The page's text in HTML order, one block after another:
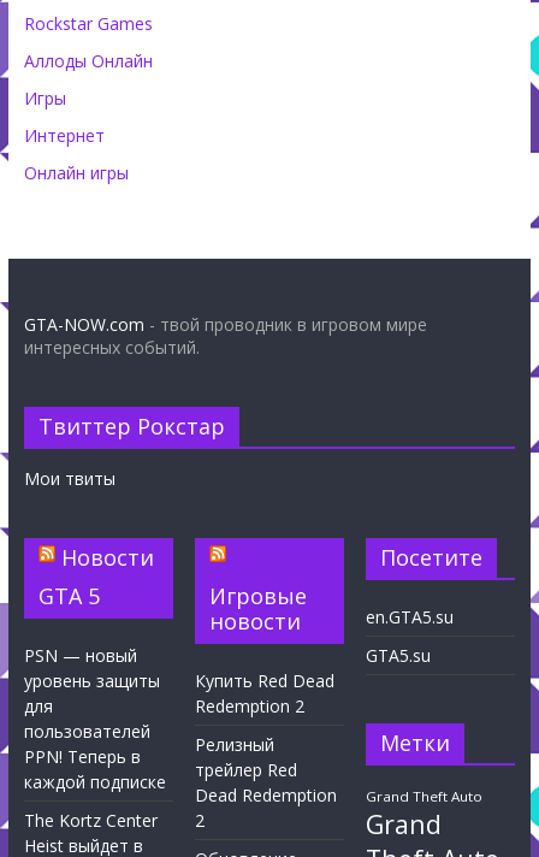
Rockstar Games
Аллоды Онлайн
Игры
Интернет
Онлайн игры
GTA-NOW.com - твой проводник в игровом мире
интересных событий.
Твиттер Рокстар
Мои твиты
Новости
GTA 5
PSN — новый
уровень защиты
для
пользователей
PPN! Теперь в
каждой подписке
The Kortz Center
Heist выйдет в
Игровые
новости
Купить Red Dead
Redemption 2
Релизный
трейлер Red
Dead Redemption
2
Посетите
en.GTA5.su
GTA5.su
Метки
Grand Theft Auto
Grand